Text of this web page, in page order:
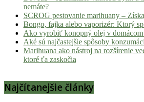
nemáte?
SCROG pestovanie marihuany –
Bongo, fajka alebo vaporizér: Ktorý
Ako vyrobiť konopný olej v domácom
Aké sú najčastejšie spôsoby
Marihuana ako nástroj na rozšírenie
ktoré ťa zaskočia
Najčítanejšie články